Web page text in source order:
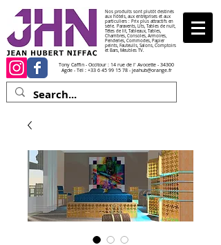
Nos produits sont plutôt destinés
aux hôtels, aux entreprises et aux
particuliers : Prix plus attractifs en
série. Paravents, Lits, Tables de nuit,
Têtes de lit, Tableaux, Tables,
Chambres, Consoles, Armoires,
Penderies, Commodes, Papier
peints, Fauteuils, Salons, Comptoirs
et Bars, Meubles TV.
Tony Caffin - Occitour : 14 rue de l' Avocette - 34300
Agde - Tél : +33 6 45 99 15 78- jeahub@orange.fr